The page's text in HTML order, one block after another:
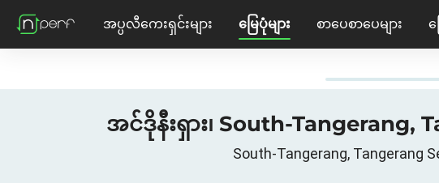
အပ္ပလီကေးရှင်းများ မြေပုံများ စာပေစာပေများ ဖ
အင်ဒိုနီးရှား၊ South-Tangerang,
South-Tangerang,